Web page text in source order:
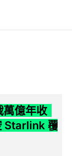
億年收
Starlink 覆